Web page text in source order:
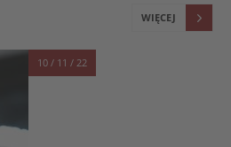
WIĘCEJ
10 / 11 / 22